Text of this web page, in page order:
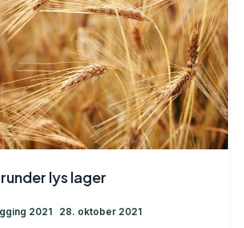
lys lager
2021 28. oktober 2021